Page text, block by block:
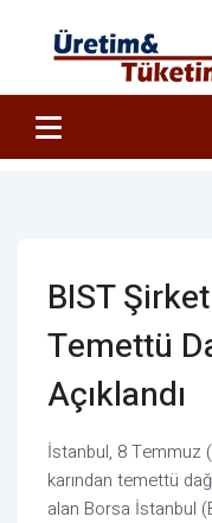
BIST
Temettü
Açıklandı
İstanbul, 8 Temmuz
karından temettü
alan Borsa İstanbul